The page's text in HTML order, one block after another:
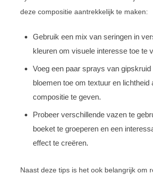
deze compositie aantrekkelijk te maken:
Gebruik een mix van seringen in
kleuren om visuele interesse toe te
Voeg een paar sprays van gipskruid
bloemen toe om textuur en lichtheid
compositie te geven.
Probeer verschillende vazen te
boeket te groeperen en een
effect te creëren.
Naast deze tips is het ook belangrijk om